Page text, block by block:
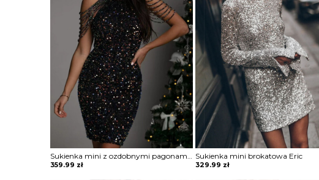
Sukienka mini z ozdobnymi pagonami Rosia
359.99 zł
Sukienka mini brokatowa Eric
329.99 zł